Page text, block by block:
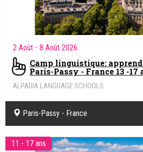
2 Août - 8 Août 2026
Camp linguistique:
Paris-Passy - France 13 -17
ALPADIA LANGUAGE SCHOOLS
Paris-Passy - France
11 - 17 ans